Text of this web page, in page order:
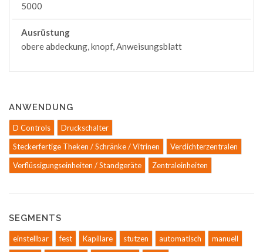
5000
Ausrüstung
obere abdeckung, knopf, Anweisungsblatt
ANWENDUNG
D Controls
Druckschalter
Steckerfertige Theken / Schränke / Vitrinen
Verdichterzentralen
Verflüssigungseinheiten / Standgeräte
Zentraleinheiten
SEGMENTS
einstellbar fest Kapillare stutzen automatisch
manuell